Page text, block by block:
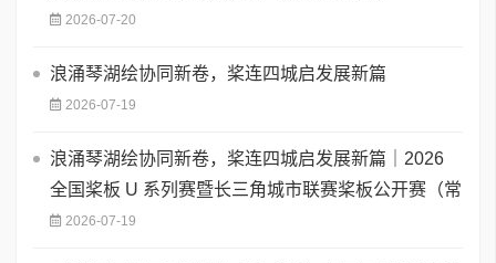
2026-07-20
浪涌琴湖绘协同新卷，桨连四城启发展新篇
2026-07-19
浪涌琴湖绘协同新卷，桨连四城启发展新篇｜2026
全国桨板 U 系列赛暨长三角城市联赛桨板公开赛（常
2026-07-19